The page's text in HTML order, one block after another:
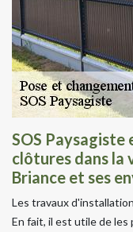
SOS Paysagiste
clôtures dans la
Briance et ses
Les travaux
En fait, il est utile de